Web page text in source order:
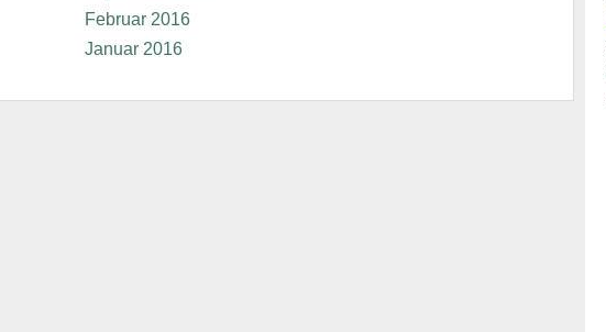
Februar 2016
Januar 2016